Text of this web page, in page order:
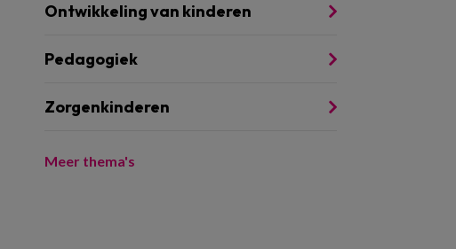
Ontwikkeling van kinderen
Pedagogiek
Zorgenkinderen
Meer thema's